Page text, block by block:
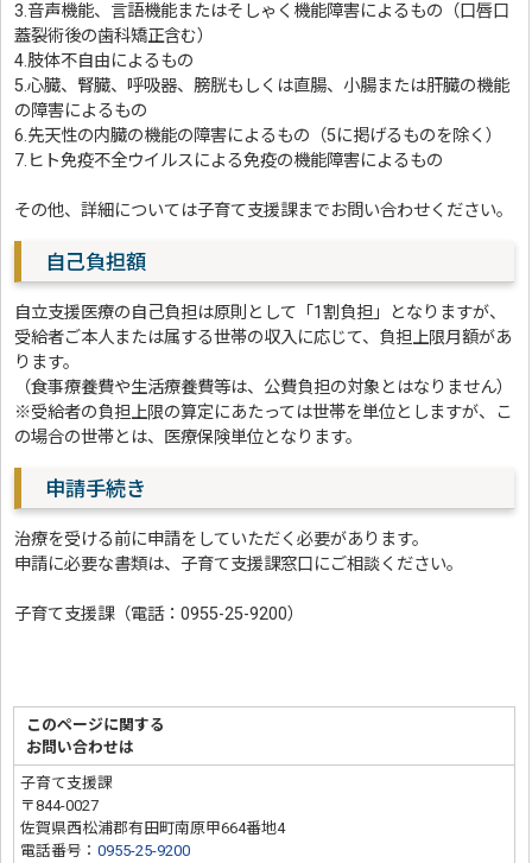
3.音声機能、言語機能またはそしゃく機能障害によるもの（口唇口
蓋裂術後の歯科矯正含む）
4.肢体不自由によるもの
5.心臓、腎臓、呼吸器、膀胱もしくは直腸、小腸または肝臓の機能
の障害によるもの
6.先天性の内臓の機能の障害によるもの（5に掲げるものを除く）
7.ヒト免疫不全ウイルスによる免疫の機能障害によるもの
その他、詳細については子育て支援課までお問い合わせください。
自己負担額
自立支援医療の自己負担は原則として「1割負担」となりますが、
受給者ご本人または属する世帯の収入に応じて、負担上限月額があ
ります。
（食事療養費や生活療養費等は、公費負担の対象とはなりません）
※受給者の負担上限の算定にあたっては世帯を単位としますが、こ
の場合の世帯とは、医療保険単位となります。
申請手続き
治療を受ける前に申請をしていただく必要があります。
申請に必要な書類は、子育て支援課窓口にご相談ください。
子育て支援課（電話：0955-25-9200）
このページに関する
お問い合わせは
子育て支援課
〒844-0027
佐賀県西松浦郡有田町南原甲664番地4
電話番号：0955-25-9200